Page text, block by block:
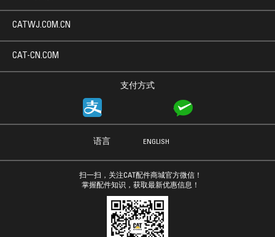
支付方式
CATWJ.COM.CN
CAT-CN.COM
语言 ENGLISH
扫一扫，关注CAT配件商城官方微信！
掌握配件知识，获取最新优惠信息！